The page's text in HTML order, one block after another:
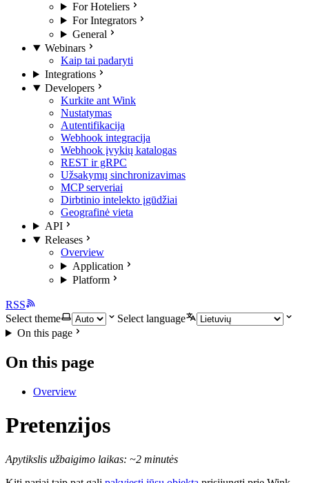
For Hoteliers
For Integrators
General
Webinars
Kaip tai padaryti
Integrations
Developers
Kurkite ant Wink
Nustatymas
Autentifikacija
Webhook integracija
Webhook įvykių katalogas
REST ir gRPC
Užsakymų sinchronizavimas
MCP serveriai
Dirbtinio intelekto įgūdžiai
Geografinė vieta
API
Releases
Overview
Application
Platform
RSS
Select theme
Select language
On this page
On this page
Overview
Pretenzijos
Apytikslis užbaigimo laikas: ~2 minutės